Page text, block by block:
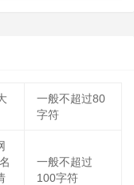
一般不超过80
字符
一般不超过
100字符